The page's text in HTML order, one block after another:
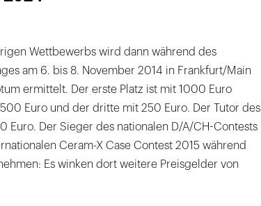
Wettbewerbs wird dann während des
am 6. bis 8. November 2014 in Frankfurt/Main
ermittelt. Der erste Platz ist mit 1000 Euro
Euro und der dritte mit 250 Euro. Der Tutor des
Euro. Der Sieger des nationalen D/A/CH-Contests
Ceram-X Case Contest 2015 während
Es winken dort weitere Preisgelder von